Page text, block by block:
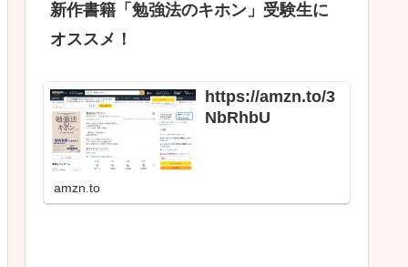
新作書籍「勉強法のキホン」受験生に
オススメ！
https://amzn.to/3
NbRhbU
amzn.to